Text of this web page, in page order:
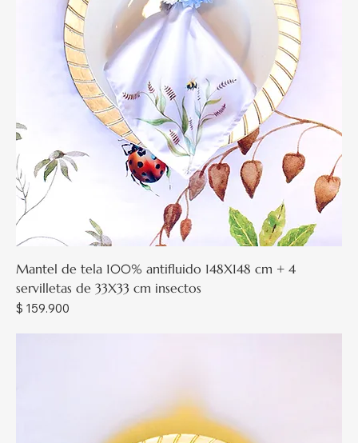
Mantel de tela 100% antifluido 148X148 cm + 4
servilletas de 33X33 cm insectos
Precio
$ 159.900